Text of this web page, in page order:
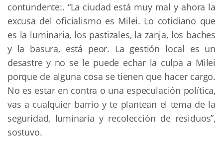
contundente:. “La ciudad está muy mal y ahora la
excusa del oficialismo es Milei. Lo cotidiano que
es la luminaria, los pastizales, la zanja, los baches
y la basura, está peor. La gestión local es un
desastre y no se le puede echar la culpa a Milei
porque de alguna cosa se tienen que hacer cargo.
No es estar en contra o una especulación política,
vas a cualquier barrio y te plantean el tema de la
seguridad, luminaria y recolección de residuos”,
sostuvo.